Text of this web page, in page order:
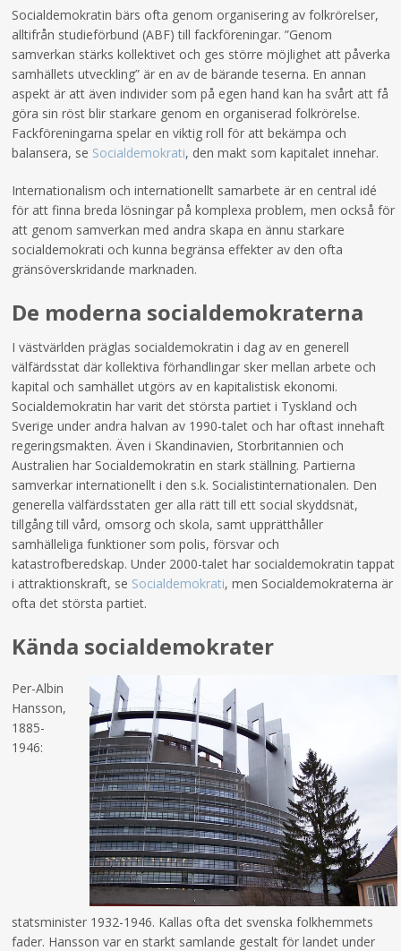
Socialdemokratin bärs ofta genom organisering av folkrörelser,
alltifrån studieförbund (ABF) till fackföreningar. ”Genom
samverkan stärks kollektivet och ges större möjlighet att påverka
samhällets utveckling” är en av de bärande teserna. En annan
aspekt är att även individer som på egen hand kan ha svårt att få
göra sin röst blir starkare genom en organiserad folkrörelse.
Fackföreningarna spelar en viktig roll för att bekämpa och
balansera, se Socialdemokrati, den makt som kapitalet innehar.
Internationalism och internationellt samarbete är en central idé
för att finna breda lösningar på komplexa problem, men också för
att genom samverkan med andra skapa en ännu starkare
socialdemokrati och kunna begränsa effekter av den ofta
gränsöverskridande marknaden.
De moderna socialdemokraterna
I västvärlden präglas socialdemokratin i dag av en generell
välfärdsstat där kollektiva förhandlingar sker mellan arbete och
kapital och samhället utgörs av en kapitalistisk ekonomi.
Socialdemokratin har varit det största partiet i Tyskland och
Sverige under andra halvan av 1990-talet och har oftast innehaft
regeringsmakten. Även i Skandinavien, Storbritannien och
Australien har Socialdemokratin en stark ställning. Partierna
samverkar internationellt i den s.k. Socialistinternationalen. Den
generella välfärdsstaten ger alla rätt till ett social skyddsnät,
tillgång till vård, omsorg och skola, samt upprätthåller
samhälleliga funktioner som polis, försvar och
katastrofberedskap. Under 2000-talet har socialdemokratin tappat
i attraktionskraft, se Socialdemokrati, men Socialdemokraterna är
ofta det största partiet.
Kända socialdemokrater
Per-Albin
Hansson,
1885-
1946:
statsminister 1932-1946. Kallas ofta det svenska folkhemmets
fader. Hansson var en starkt samlande gestalt för landet under